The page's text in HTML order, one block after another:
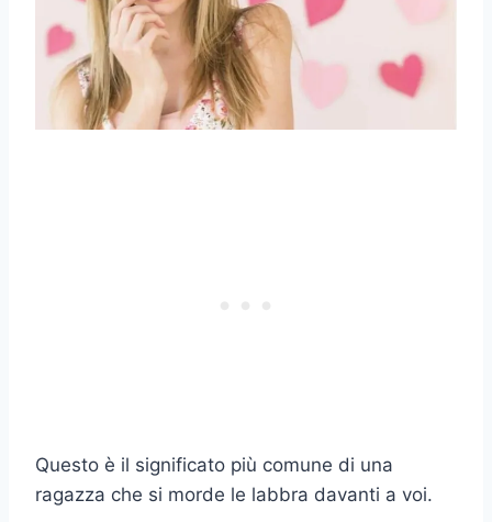
Questo è il significato più comune di una
ragazza che si morde le labbra davanti a voi.